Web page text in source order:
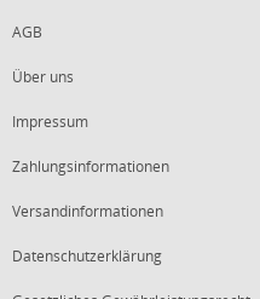
AGB
Über uns
Impressum
Zahlungsinformationen
Versandinformationen
Datenschutzerklärung